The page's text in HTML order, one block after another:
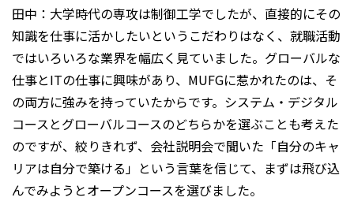
田中：大学時代の専攻は制御工学でしたが、直接的にその
知識を仕事に活かしたいというこだわりはなく、就職活動
ではいろいろな業界を幅広く見ていました。グローバルな
仕事とITの仕事に興味があり、MUFGに惹かれたのは、そ
の両方に強みを持っていたからです。システム・デジタル
コースとグローバルコースのどちらかを選ぶことも考えた
のですが、絞りきれず、会社説明会で聞いた「自分のキャ
リアは自分で築ける」という言葉を信じて、まずは飛び込
んでみようとオープンコースを選びました。